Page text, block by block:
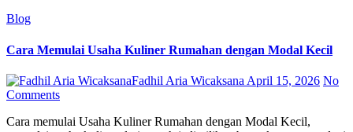
Blog
Cara Memulai Usaha Kuliner Rumahan dengan Modal Kecil
Fadhil Aria Wicaksana April 15, 2026 No
Comments
Cara memulai Usaha Kuliner Rumahan dengan Modal Kecil,